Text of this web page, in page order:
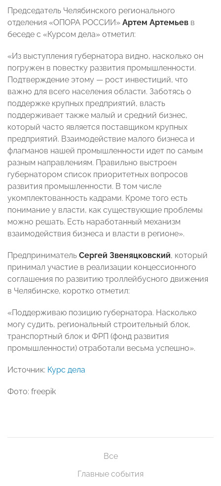
Председатель Челябинского регионального
отделения «ОПОРА РОССИИ» Артем Артемьев в
беседе с «Курсом дела» отметил:
«Из выступления губернатора видно, насколько он
погружен в повестку развития промышленности.
Подтверждение этому — рост инвестиций, что
важно для всего населения области. Заботясь о
поддержке крупных предприятий, власть
поддерживает также малый и средний бизнес,
который часто является поставщиком крупных
предприятий. Взаимодействие малого бизнеса и
флагманов нашей промышленности идет по самым
разным направлениям. Правильно выстроен
губернатором список приоритетных вопросов
развития промышленности. В том числе
укомплектованность кадрами. Кроме того есть
понимание у власти, как существующие проблемы
можно решать. Есть наработанный механизм
взаимодействия бизнеса и власти в регионе».
Предприниматель Сергей Звеняцковский, который
принимал участие в реализации концессионного
соглашения по развитию троллейбусного движения
в Челябинске, коротко отметил:
«Поддерживаю позицию губернатора. Насколько
могу судить, региональный строительный блок,
транспортный блок и ФРП (фонд развития
промышленности) отработали весьма успешно».
Источник: Курс дела
Фото: freepik
Все
Главные события